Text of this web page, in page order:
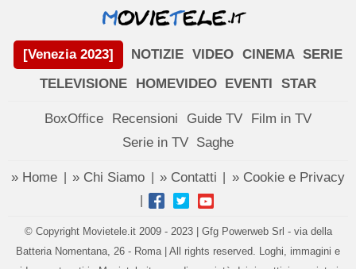
[Venezia 2023] NOTIZIE VIDEO CINEMA SERIE
TELEVISIONE
HOMEVIDEO EVENTI STAR
BoxOffice Recensioni Guide TV
Film in TV
Serie in TV Saghe
» Home » Chi Siamo » Contatti » Cookie e Privacy
|
© Copyright Movietele.it 2009 - 2023 | Gfg Powerweb Srl - via della
Batteria Nomentana, 26 - Roma | All rights reserved. Loghi, immagini e